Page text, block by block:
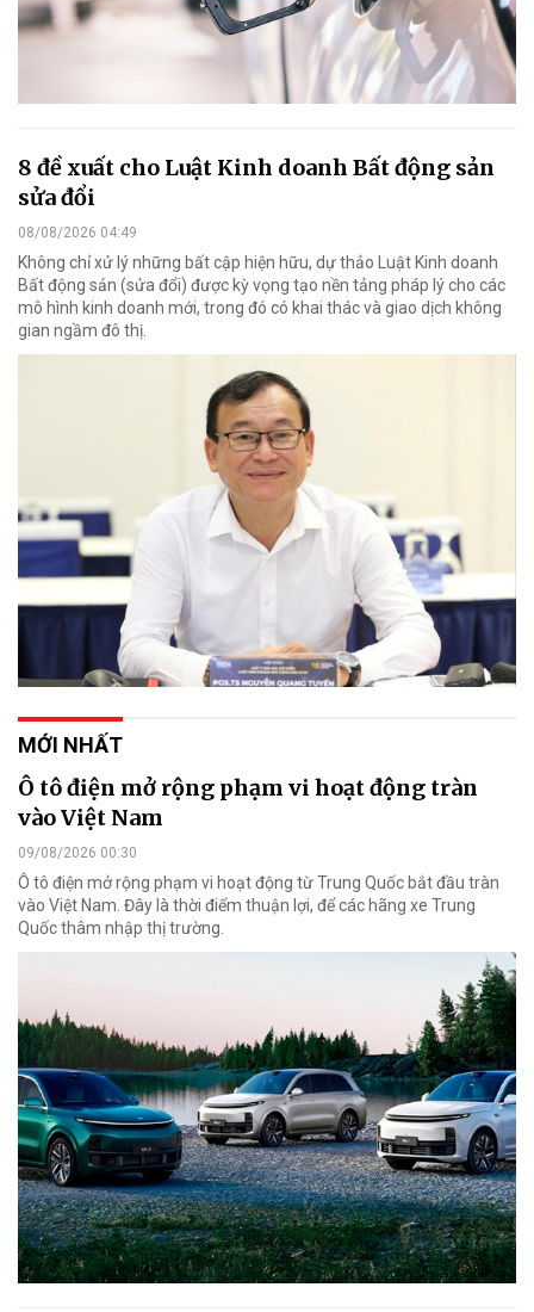
8 đề xuất cho Luật Kinh doanh Bất động sản
sửa đổi
08/08/2026 04:49
Không chỉ xử lý những bất cập hiện hữu, dự thảo Luật Kinh doanh
Bất động sản (sửa đổi) được kỳ vọng tạo nền tảng pháp lý cho các
mô hình kinh doanh mới, trong đó có khai thác và giao dịch không
gian ngầm đô thị.
MỚI NHẤT
Ô tô điện mở rộng phạm vi hoạt động tràn
vào Việt Nam
09/08/2026 00:30
Ô tô điện mở rộng phạm vi hoạt động từ Trung Quốc bắt đầu tràn
vào Việt Nam. Đây là thời điểm thuận lợi, để các hãng xe Trung
Quốc thâm nhập thị trường.